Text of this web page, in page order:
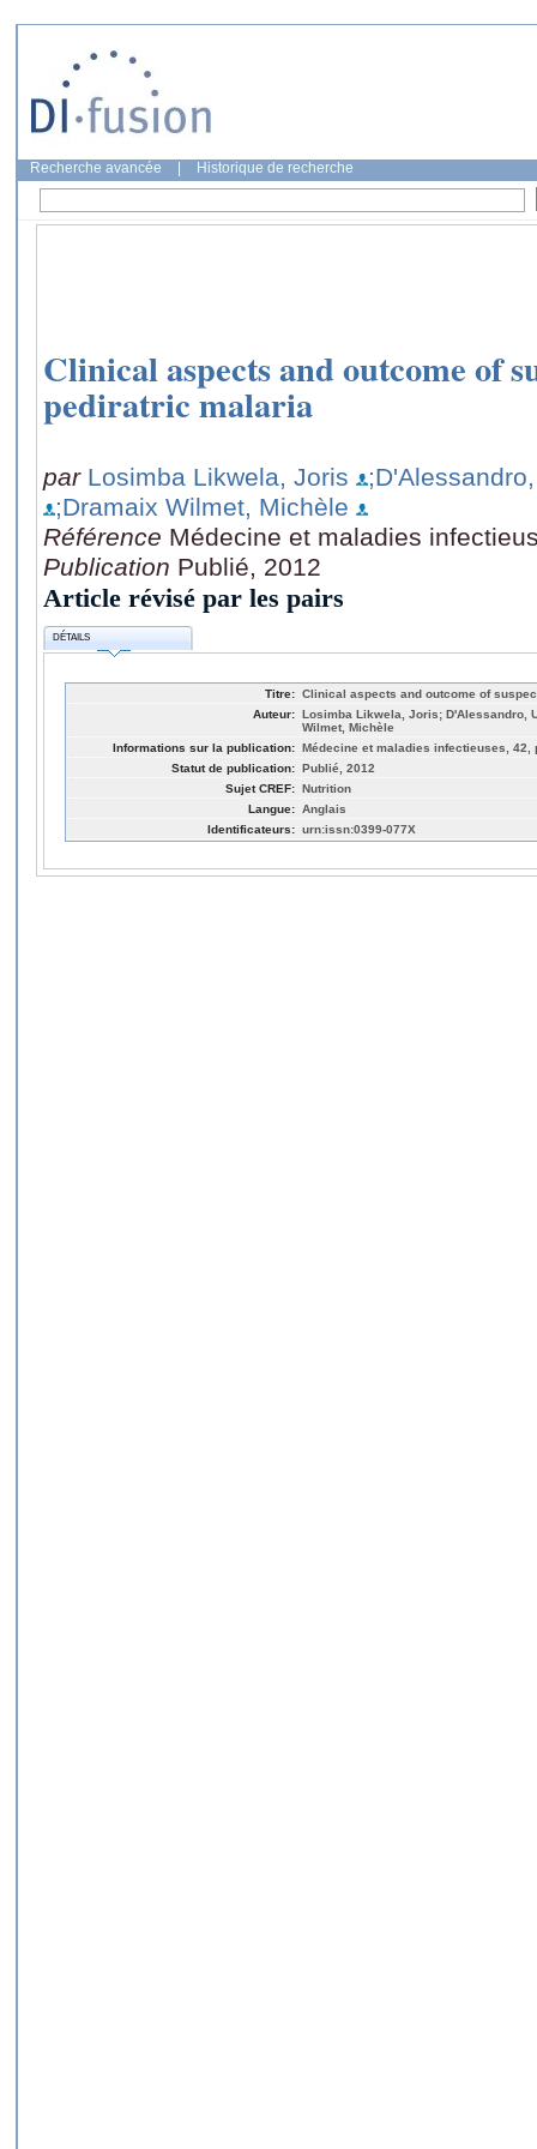
Recherche avancée Historique de recherche
Clinical aspects and outcome of
pediratric malaria
par Losimba Likwela, Joris
;Dramaix Wilmet, Michèle
Référence Médecine et maladies
Publication Publié, 2012
Article révisé par les pairs
DÉTAILS
Titre: Clinical aspects and outcome of
Auteur: Losimba Likwela, Joris; D'Alessandro,
Wilmet, Michèle
Informations sur la publication: Médecine et maladies infectieuses, 42,
Statut de publication: Publié, 2012
Sujet CREF: Nutrition
Langue: Anglais
Identificateurs: urn:issn:0399-077X